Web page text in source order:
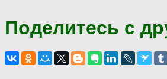
Поделитесь с